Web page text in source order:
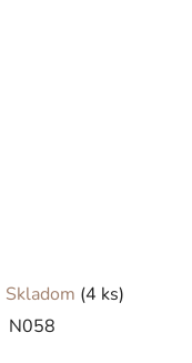
Skladom (4 ks)
N058